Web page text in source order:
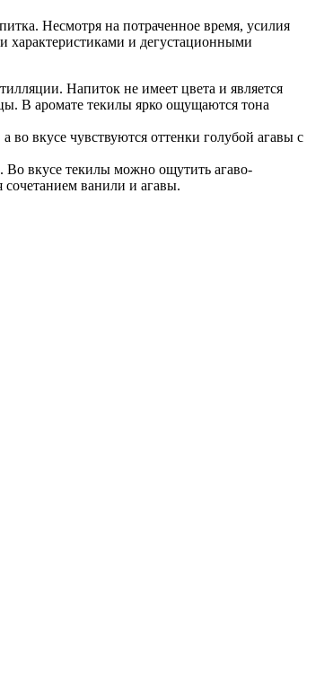
Несмотря на потраченное время, усилия
характеристиками и дегустационными
Напиток не имеет цвета и является
В аромате текилы ярко ощущаются тона
во вкусе чувствуются оттенки голубой агавы с
Во вкусе текилы можно ощутить агаво-
ванили и агавы.